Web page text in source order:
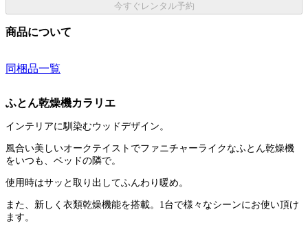
今すぐレンタル予約
商品について
同梱品一覧
ふとん乾燥機カラリエ
インテリアに馴染むウッドデザイン。
風合い美しいオークテイストでファニチャーライクなふとん乾燥機
をいつも、ベッドの隣で。
使用時はサッと取り出してふんわり暖め。
また、新しく衣類乾燥機能を搭載。1台で様々なシーンにお使い頂け
ます。